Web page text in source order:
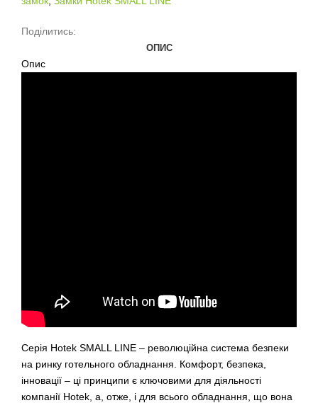
Поділитись:
ОПИС
Опис
Серія Hotek SMALL LINE – революційна система безпеки
на ринку готельного обладнання. Комфорт, безпека,
інновації – ці принципи є ключовими для діяльності
компанії Hotek, а, отже, і для всього обладнання, що вона